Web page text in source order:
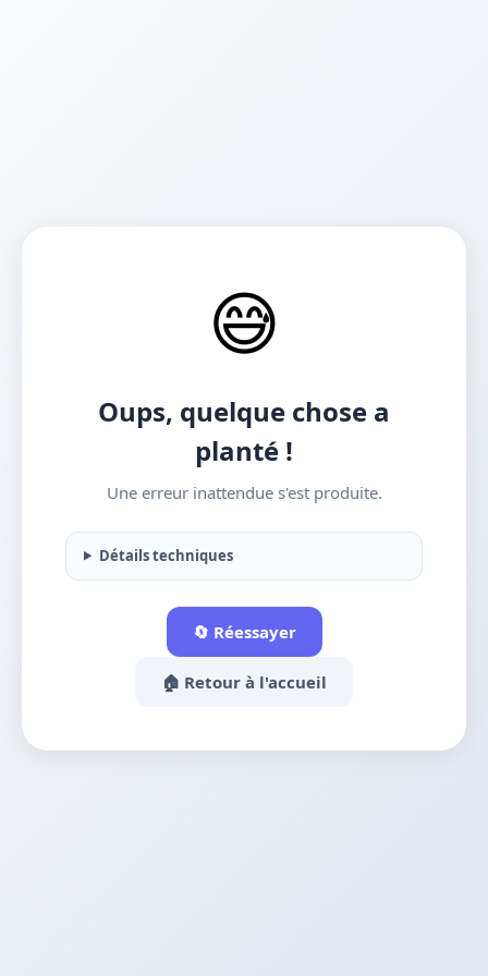
😅
Oups, quelque chose a
planté !
Une erreur inattendue s'est produite.
Détails techniques
🔄 Réessayer
🏠 Retour à l'accueil